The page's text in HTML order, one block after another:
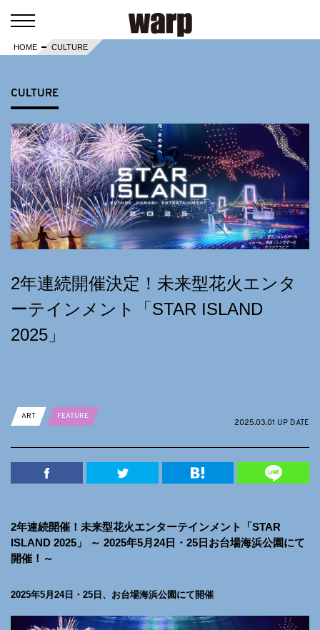
HOME CULTURE
CULTURE
2年連続開催決定！未来型花火エンタ
ーテインメント「STAR ISLAND
2025」
ART
FEATURE
2025.03.01 UP DATE
2年連続開催！未来型花火エンターテインメント「STAR
ISLAND 2025」 ～ 2025年5月24日・25日お台場海浜公園にて
開催！～
2025年5月24日・25日、お台場海浜公園にて開催